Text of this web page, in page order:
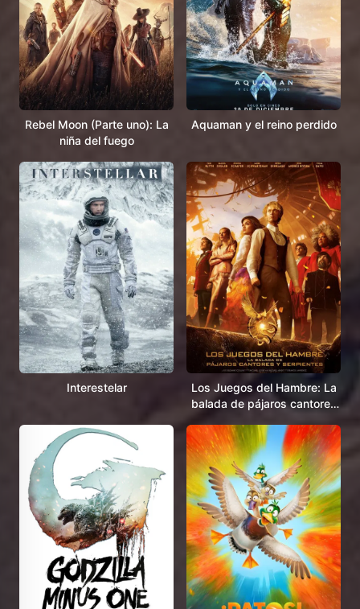
Rebel Moon (Parte uno): La
niña del fuego
Aquaman y el reino perdido
Interestelar
Los Juegos del Hambre: La
balada de pájaros cantores